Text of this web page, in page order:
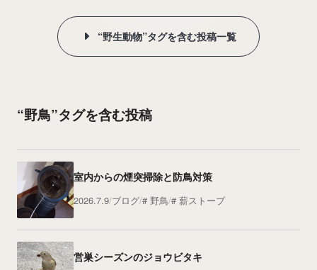
“野生動物”タグを含む投稿一覧
“野鳥”タグを含む投稿
室内からの煙突掃除と防鳥対策
2026.7.9 ブログ 野鳥 薪ストーブ
営巣シーズンのジョウビタキ